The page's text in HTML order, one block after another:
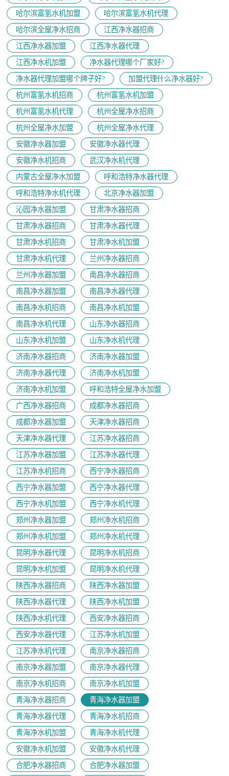
哈尔滨富氢水机加盟
哈尔滨富氢水机代理
哈尔滨全屋净水招商
江西净水器招商
江西净水器加盟
江西净水器代理
江西净水机加盟
净水器代理哪个厂家好?
净水器代理加盟哪个牌子好?
加盟代理什么净水器好?
杭州富氢水机招商
杭州富氢水机加盟
杭州富氢水机代理
杭州全屋净水招商
杭州全屋净水加盟
杭州全屋净水代理
安徽净水器加盟
安徽净水器代理
安徽净水机招商
武汉净水机代理
内蒙古全屋净水加盟
呼和浩特净水器代理
呼和浩特净水机代理
北京净水器加盟
沁园净水器加盟
甘肃净水器招商
甘肃净水器招商
甘肃净水器代理
甘肃净水机招商
甘肃净水机加盟
甘肃净水机代理
兰州净水器招商
兰州净水器加盟
南昌净水器招商
南昌净水器加盟
南昌净水器代理
南昌净水机招商
南昌净水机加盟
南昌净水机代理
山东净水器招商
山东净水机加盟
山东净水机代理
济南净水器招商
济南净水器加盟
济南净水器代理
济南净水机加盟
济南净水机加盟
呼和浩特全屋净水加盟
广西净水器招商
成都净水器招商
成都净水器加盟
天津净水器招商
天津净水器代理
江苏净水器招商
江苏净水器加盟
江苏净水器代理
江苏净水机招商
西宁净水器招商
西宁净水器加盟
西宁净水器代理
西宁净水机加盟
西宁净水机代理
郑州净水器加盟
郑州净水机招商
郑州净水机加盟
郑州净水机代理
昆明净水器代理
昆明净水机招商
昆明净水机加盟
昆明净水机代理
陕西净水器招商
陕西净水器加盟
陕西净水器代理
陕西净水机加盟
陕西净水机代理
西安净水器招商
西安净水器代理
江苏净水机加盟
江苏净水机代理
南京净水器招商
南京净水器加盟
南京净水器代理
​南京净水机招商
南京净水机加盟
青海净水器招商
青海净水器加盟
青海净水器代理
青海净水机招商
青海净水机加盟
青海净水机代理
安徽净水机加盟
安徽净水机代理
合肥净水器招商
合肥净水器加盟